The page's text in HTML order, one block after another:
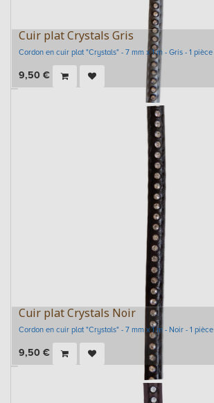
Cuir plat Crystals Gris
Cordon en cuir plat "Crystals" - 7 mm x 1 m - Gris - 1 pièce
9,50 €
Cuir plat Crystals Noir
Cordon en cuir plat "Crystals" - 7 mm x 1 m - Noir - 1 pièce
9,50 €